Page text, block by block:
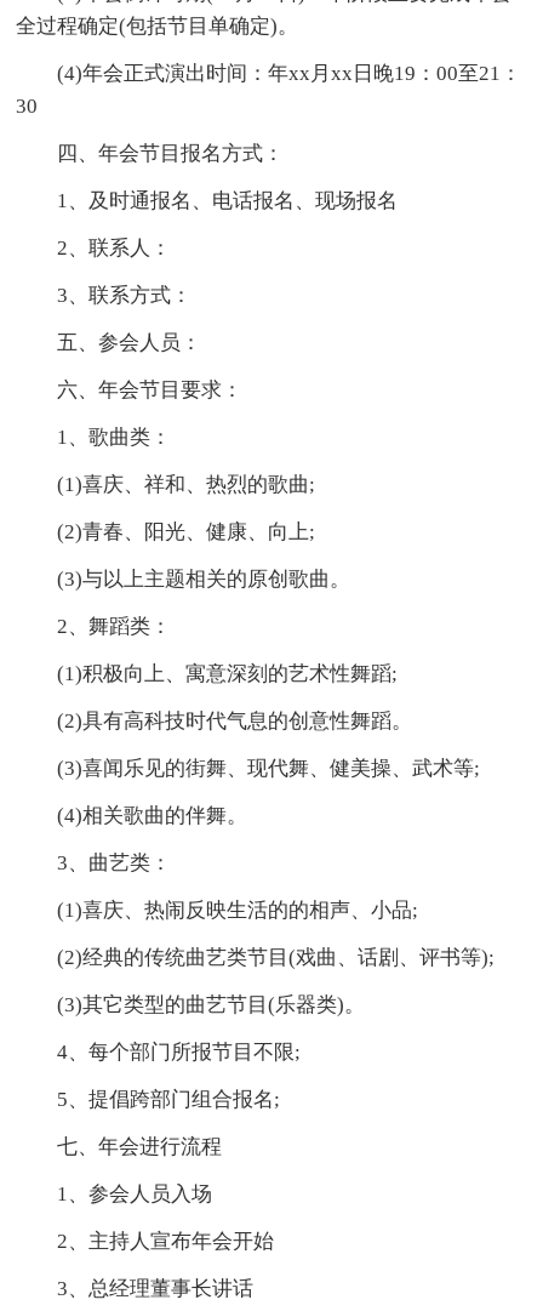
全过程确定(包括节目单确定)。
(4)年会正式演出时间：年xx月xx日晚19：00至21：
30
四、年会节目报名方式：
1、及时通报名、电话报名、现场报名
2、联系人：
3、联系方式：
五、参会人员：
六、年会节目要求：
1、歌曲类：
(1)喜庆、祥和、热烈的歌曲;
(2)青春、阳光、健康、向上;
(3)与以上主题相关的原创歌曲。
2、舞蹈类：
(1)积极向上、寓意深刻的艺术性舞蹈;
(2)具有高科技时代气息的创意性舞蹈。
(3)喜闻乐见的街舞、现代舞、健美操、武术等;
(4)相关歌曲的伴舞。
3、曲艺类：
(1)喜庆、热闹反映生活的的相声、小品;
(2)经典的传统曲艺类节目(戏曲、话剧、评书等);
(3)其它类型的曲艺节目(乐器类)。
4、每个部门所报节目不限;
5、提倡跨部门组合报名;
七、年会进行流程
1、参会人员入场
2、主持人宣布年会开始
3、总经理董事长讲话